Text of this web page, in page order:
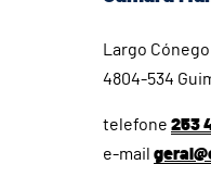
Largo
4804-534
telefone 253
e-mail